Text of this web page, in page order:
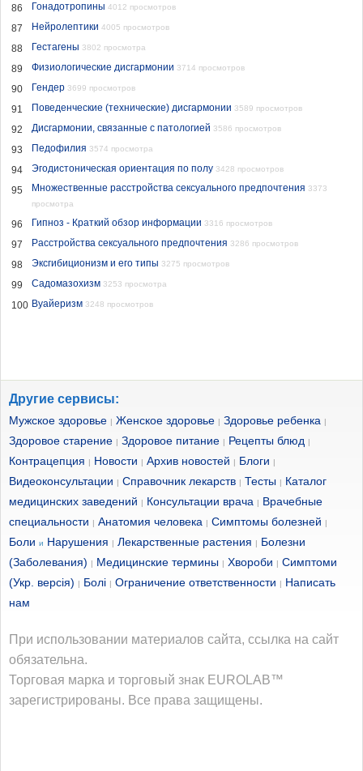
86 Гонадотропины 4012 просмотров
87 Нейролептики 4005 просмотров
88 Гестагены 3802 просмотра
89 Физиологические дисгармонии 3714 просмотров
90 Гендер 3699 просмотров
91 Поведенческие (технические) дисгармонии 3589 просмотров
92 Дисгармонии, связанные с патологией 3586 просмотров
93 Педофилия 3574 просмотра
94 Эгодистоническая ориентация по полу 3428 просмотров
95 Множественные расстройства сексуального предпочтения 3373
просмотра
96 Гипноз - Краткий обзор информации 3316 просмотров
97 Расстройства сексуального предпочтения 3286 просмотров
98 Эксгибиционизм и его типы 3275 просмотров
99 Садомазохизм 3253 просмотра
100 Вуайеризм 3248 просмотров
Другие сервисы:
Мужское здоровье | Женское здоровье | Здоровье ребенка |
Здоровое старение | Здоровое питание | Рецепты блюд |
Контрацепция | Новости | Архив новостей | Блоги |
Видеоконсультации | Справочник лекарств | Тесты | Каталог
медицинских заведений | Консультации врача | Врачебные
специальности | Анатомия человека | Симптомы болезней |
Боли и Нарушения | Лекарственные растения | Болезни
(Заболевания) | Медицинские термины | Хвороби | Симптоми
(Укр. версія) | Болі | Ограничение ответственности | Написать
нам
При использовании материалов сайта, ссылка на сайт
обязательна.
Торговая марка и торговый знак EUROLAB™
зарегистрированы. Все права защищены.